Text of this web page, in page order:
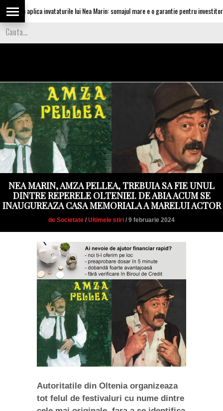
aplica invataturile lui Nea Marin: somajul mare e o garantie pentru investitori
NEA MARIN, AMZA PELLEA, TREBUIA SA FIE UNUL
DINTRE REPERELE OLTENIEI. DE ABIA ACUM SE
INAUGUREAZA CASA MEMORIALA A MARELUI ACTOR
de Societate / Ultimele stiri / 9 februarie 2024
Autoritatile din Oltenia organizeaza
tot felul de festivaluri cu nume dintre